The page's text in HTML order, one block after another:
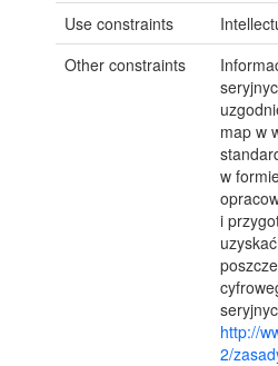
Use constraints
Other constraints
map w
w
i
http://
2/